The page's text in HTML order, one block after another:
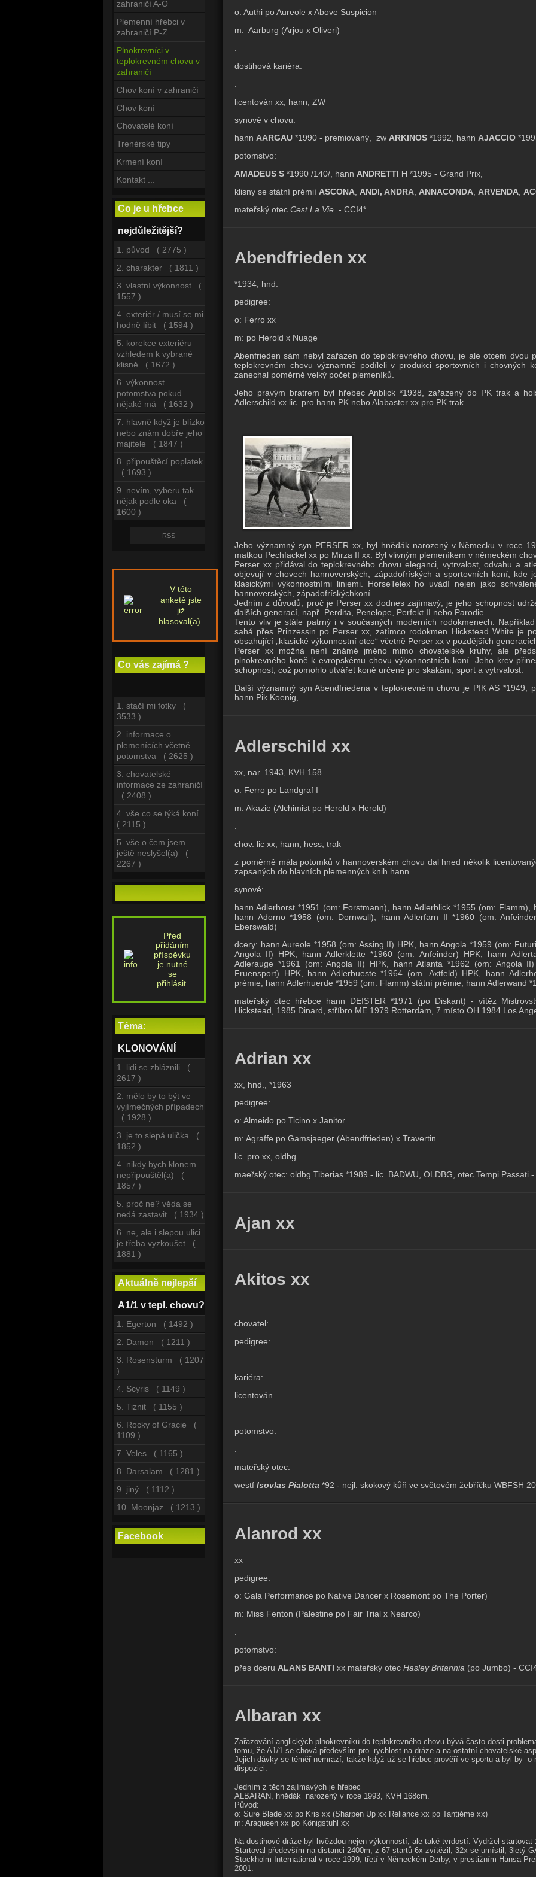
zahraničí A-O
Plemenní hřebci v
zahraničí P-Z
Plnokrevníci v
teplokrevném chovu v
zahraničí
Chov koní v zahraničí
Chov koní
Chovatelé koní
Trenérské tipy
Krmení koní
Kontakt ...
Co je u hřebce
nejdůležitější?
1. původ ( 2775 )
2. charakter ( 1811 )
3. vlastní výkonnost (
1557 )
4. exteriér / musí se mi
hodně líbit ( 1594 )
5. korekce exteriéru
vzhledem k vybrané
klisně ( 1672 )
6. výkonnost
potomstva pokud
nějaké má ( 1632 )
7. hlavně když je blízko
nebo znám dobře jeho
majitele ( 1847 )
8. připouštěcí poplatek
( 1693 )
9. nevím, vyberu tak
nějak podle oka (
1600 )
RSS
V této
anketě jste
již
hlasoval(a).
Co vás zajímá ?
1. stačí mi fotky (
3533 )
2. informace o
plemenících včetně
potomstva ( 2625 )
3. chovatelské
informace ze zahraničí
( 2408 )
4. vše co se týká koní
( 2115 )
5. vše o čem jsem
ještě neslyšel(a) (
2267 )
Před
přidáním
příspěvku
je nutné
se
přihlásit.
Téma:
KLONOVÁNÍ
1. lidi se zbláznili (
2617 )
2. mělo by to být ve
vyjímečných případech
( 1928 )
3. je to slepá ulička (
1852 )
4. nikdy bych klonem
nepřipouštěl(a) (
1857 )
5. proč ne? věda se
nedá zastavit ( 1934 )
6. ne, ale i slepou ulici
je třeba vyzkoušet (
1881 )
Aktuálně nejlepší
A1/1 v tepl. chovu?
1. Egerton ( 1492 )
2. Damon ( 1211 )
3. Rosensturm ( 1207
)
4. Scyris ( 1149 )
5. Tiznit ( 1155 )
6. Rocky of Gracie (
1109 )
7. Veles ( 1165 )
8. Darsalam ( 1281 )
9. jiný ( 1112 )
10. Moonjaz ( 1213 )
Facebook
o: Authi po Aureole x Above Suspicion
m: Aarburg (Arjou x Oliveri)
dostihová kariéra:
licentován xx, hann, ZW
synové v chovu:
hann AARGAU *1990 - premiovaný, zw ARKINOS *1992, hann AJACCIO
potomstvo:
AMADEUS S *1990 /140/, hann ANDRETTI H *1995 - Grand Prix,
klisny se státní prémií ASCONA ANDI, ANDRA ANNACONDA ARVENDA
mateřský otec Cest La Vie - CCI4*
Abendfrieden xx
*1934, hnd.
pedigree:
o: Ferro xx
m: po Herold x Nuage
Abenfrieden sám nebyl zařazen do teplokrevného chovu, je ale otcem dvou
teplokrevném chovu významně podíleli v produkci sportovních i chovných
zanechal poměrně velký počet plemeníků.
Jeho pravým bratrem byl hřebec Anblick *1938, zařazený do PK trak a
Adlerschild xx lic. pro hann PK nebo Alabaster xx pro PK trak.
Jeho významný syn PERSER xx, byl hnědák narozený v Německu v roce
matkou Pechfackel xx po Mirza II xx. Byl vlivným plemeníkem v německém
Perser xx přidával do teplokrevného chovu eleganci, vytrvalost, odvahu a
objevují v chovech hannoverských, západofríských a sportovních koní, kde
klasickými výkonnostními liniemi. HorseTelex ho uvádí nejen jako
hannoverských, západofrískýchkoní.
Jedním z důvodů, proč je Perser xx dodnes zajímavý, je jeho schopnost
dalších generací, např. Perdita, Penelope, Perfekt II nebo Parodie.
Tento vliv je stále patrný i v současných moderních rodokmenech.
sahá přes Prinzessin po Perser xx, zatímco rodokmen Hickstead White je
obsahující „klasické výkonnostní otce“ včetně Perser xx v pozdějších
Perser xx možná není známé jméno mimo chovatelské kruhy, ale
plnokrevného koně k evropskému chovu výkonnostních koní. Jeho krev
schopnost, což pomohlo utvářet koně určené pro skákání, sport a vytrvalost.
Další významný syn Abendfriedena v teplokrevném chovu je PIK AS *1949,
hann Pik Koenig,
Adlerschild xx
xx, nar. 1943, KVH 158
o: Ferro po Landgraf I
m: Akazie (Alchimist po Herold x Herold)
chov. lic xx, hann, hess, trak
z poměrně mála potomků v hannoverském chovu dal hned několik
zapsaných do hlavních plemenných knih hann
synové:
hann Adlerhorst *1951 (om: Forstmann), hann Adlerblick *1955 (om: Flamm),
hann Adorno *1958 (om. Dornwall), hann Adlerfarn II *1960 (om:
Eberswald)
dcery: hann Aureole *1958 (om: Assing II) HPK, hann Angola *1959 (om:
Angola II) HPK, hann Adlerklette *1960 (om: Anfeinder) HPK, hann
Adlerauge *1961 (om: Angola II) HPK, hann Atlanta *1962 (om: Angola
Fruensport) HPK, hann Adlerbueste *1964 (om. Axtfeld) HPK, hann
prémie, hann Adlerhuerde *1959 (om: Flamm) státní prémie, hann Adlerwand
mateřský otec hřebce hann DEISTER *1971 (po Diskant) - vítěz
Hickstead, 1985 Dinard, stříbro ME 1979 Rotterdam, 7.místo OH 1984 Los
Adrian xx
xx, hnd., *1963
pedigree:
o: Almeido po Ticino x Janitor
m: Agraffe po Gamsjaeger (Abendfrieden) x Travertin
lic. pro xx, oldbg
maeřský otec: oldbg Tiberias *1989 - lic. BADWU, OLDBG, otec Tempi Passati
Ajan xx
Akitos xx
chovatel:
pedigree:
kariéra:
licentován
potomstvo:
mateřský otec:
westf Isovlas Pialotta *92 - nejl. skokový kůň ve světovém žebříčku WBFSH
Alanrod xx
xx
pedigree:
o: Gala Performance po Native Dancer x Rosemont po The Porter)
m: Miss Fenton (Palestine po Fair Trial x Nearco)
potomstvo:
přes dceru ALANS BANTI xx mateřský otec Hasley Britannia (po Jumbo) -
Albaran xx
Zařazování anglických plnokrevníků do teplokrevného chovu bývá často dosti
tomu, že A1/1 se chová především pro rychlost na dráze a na ostatní chovatelské
Jejich dávky se téměř nemrazí, takže když už se hřebec prověří ve sportu a byl by o
dispozici.
Jedním z těch zajímavých je hřebec
ALBARAN, hnědák narozený v roce 1993, KVH 168cm.
Původ:
o: Sure Blade xx po Kris xx (Sharpen Up xx Reliance xx po Tantiéme xx)
m: Araqueen xx po Königstuhl xx
Na dostihové dráze byl hvězdou nejen výkonností, ale také tvrdostí. Vydržel startovat
Startoval především na distanci 2400m, z 67 startů 6x zvítězil, 32x se umístil, 3letý
Stockholm International v roce 1999, třetí v Německém Derby, v prestižním Hansa
2001.